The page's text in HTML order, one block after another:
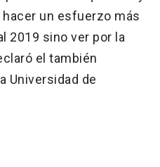
un esfuerzo más
2019 sino ver por la
el también
Universidad de